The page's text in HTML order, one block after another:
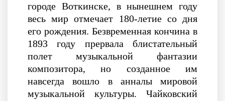
городе Воткинске, в нынешнем году
весь мир отмечает 180-летие со дня
его рождения. Безвременная кончина в
1893 году прервала блистательный
полет музыкальной фантазии
композитора, но созданное им
навсегда вошло в анналы мировой
музыкальной культуры. Чайковский